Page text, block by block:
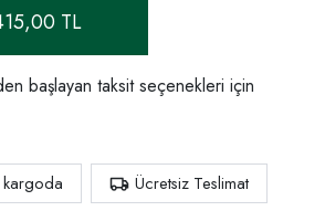
TL
başlayan taksit seçenekleri için
kargoda Ücretsiz Teslimat